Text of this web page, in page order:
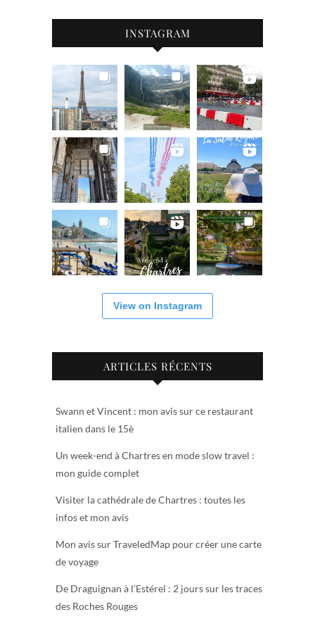
INSTAGRAM
View on Instagram
ARTICLES RÉCENTS
Swann et Vincent : mon avis sur ce restaurant
italien dans le 15è
Un week-end à Chartres en mode slow travel :
mon guide complet
Visiter la cathédrale de Chartres : toutes les
infos et mon avis
Mon avis sur TraveledMap pour créer une carte
de voyage
De Draguignan à l’Estérel : 2 jours sur les traces
des Roches Rouges